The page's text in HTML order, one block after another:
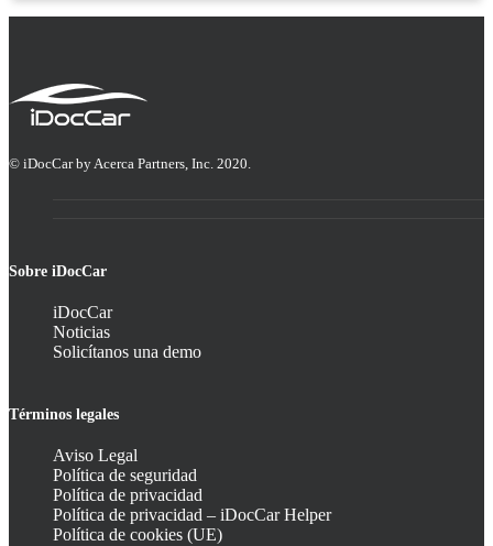
© iDocCar by Acerca Partners, Inc. 2020.
Sobre iDocCar
iDocCar
Noticias
Solicítanos una demo
Términos legales
Aviso Legal
Política de seguridad
Política de privacidad
Política de privacidad – iDocCar Helper
Política de cookies (UE)